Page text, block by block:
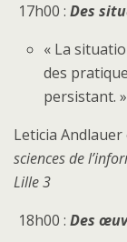
17h00 : Des
« La
des
persistant. »
Leticia Andlauer
sciences de
Lille 3
18h00 : Des